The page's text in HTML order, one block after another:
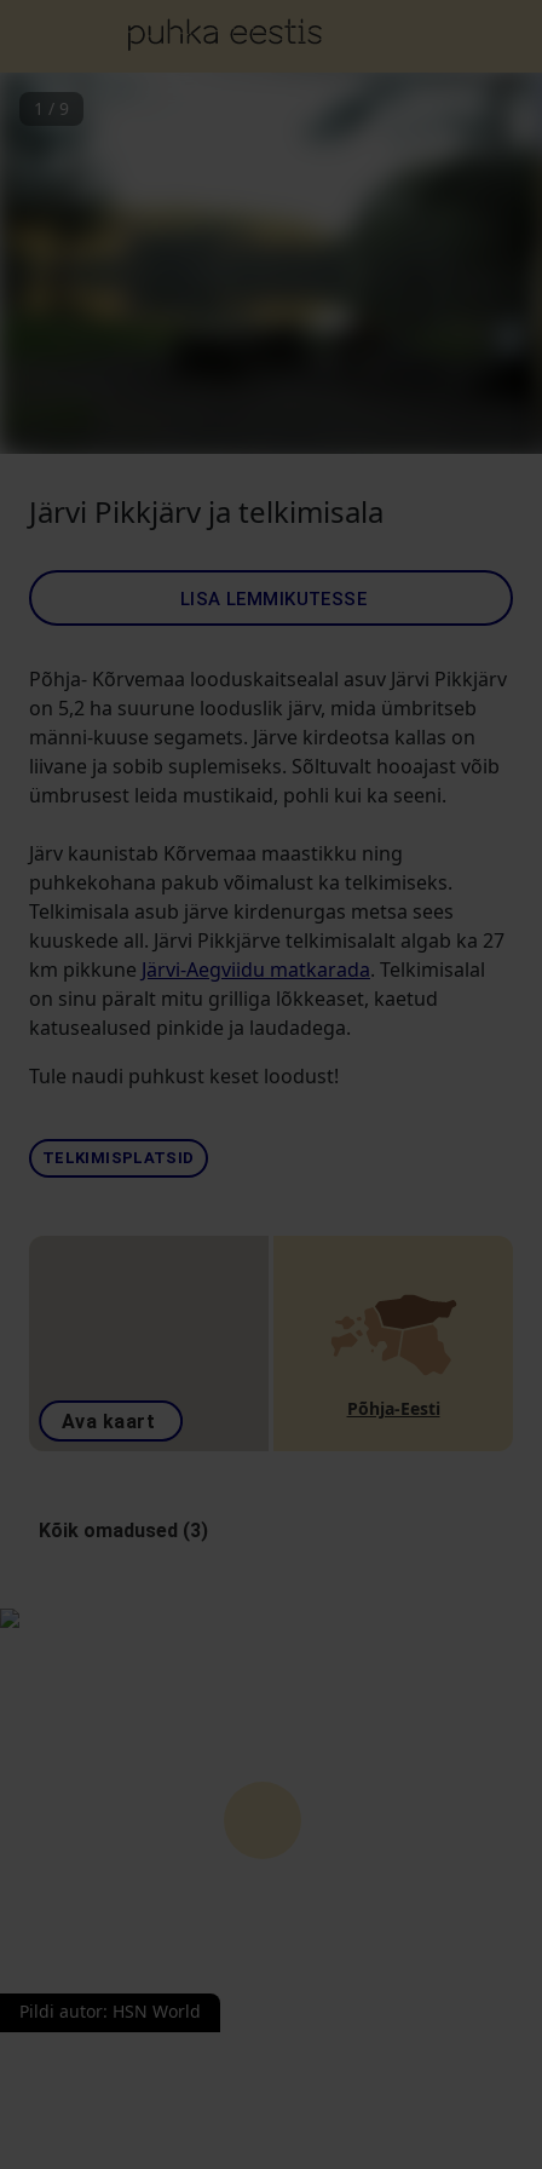
1 / 9
Järvi Pikkjärv ja telkimisala
LISA LEMMIKUTESSE
Põhja- Kõrvemaa looduskaitsealal asuv Järvi Pikkjärv
on 5,2 ha suurune looduslik järv, mida ümbritseb
männi-kuuse segamets. Järve kirdeotsa kallas on
liivane ja sobib suplemiseks. Sõltuvalt hooajast võib
ümbrusest leida mustikaid, pohli kui ka seeni.
Järv kaunistab Kõrvemaa maastikku ning
puhkekohana pakub võimalust ka telkimiseks.
Telkimisala asub järve kirdenurgas metsa sees
kuuskede all. Järvi Pikkjärve telkimisalalt algab ka 27
km pikkune Järvi-Aegviidu matkarada. Telkimisalal
on sinu päralt mitu grilliga lõkkeaset, kaetud
katusealused pinkide ja laudadega.
Tule naudi puhkust keset loodust!
TELKIMISPLATSID
Ava kaart
Põhja-Eesti
Kõik omadused (3)
Pildi autor: HSN World